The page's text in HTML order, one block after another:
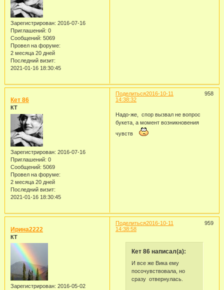
Зарегистрирован: 2016-07-16
Приглашений: 0
Сообщений: 5069
Провел на форуме:
2 месяца 20 дней
Последний визит:
2021-01-16 18:30:45
Поделиться 958
2016-10-11
14:38:32
Кет 86
КТ
Зарегистрирован: 2016-07-16
Приглашений: 0
Сообщений: 5069
Провел на форуме:
2 месяца 20 дней
Последний визит:
2021-01-16 18:30:45
Надо-же, спор вызвал не вопрос
букета, а момент возникновения
чувств
Поделиться 959
2016-10-11
14:38:58
Ирина2222
КТ
Зарегистрирован: 2016-05-02
Кет 86 написал(а):
И все же Вика ему
посочувствовала, но
сразу отвернулась.